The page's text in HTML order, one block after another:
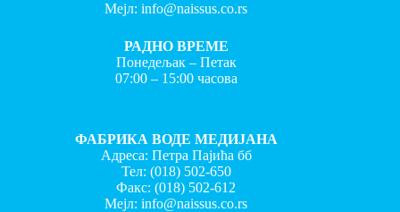
Мејл:info@naissus.co.rs
РАДНО ВРЕМЕ
Понедељак – Петак
07:00 – 15:00 часова
ФАБРИКА ВОДЕ МЕДИЈАНА
Адреса: Петра Пајића бб
Тел: (018) 502-650
Факс:(018) 502-612
Мејл:info@naissus.co.rs